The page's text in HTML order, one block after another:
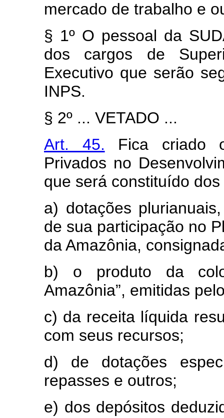
mercado de trabalho e
§ 1º O pessoal da
dos cargos de
Executivo que serão
INPS.
§ 2º ... VETADO ...
Art. 45. Fica criado
Privados no
que será constituído
a) dotações
de sua participação no
da Amazônia,
b) o produto da
Amazônia”, emitidas
c) da receita líquida
com seus recursos;
d) de dotações
repasses e outros;
e) dos depósitos